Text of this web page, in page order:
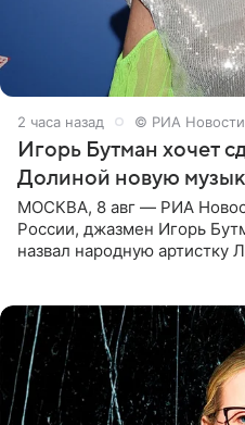
2 часа назад © РИА Новости
Игорь Бутман хочет
Долиной новую
МОСКВА, 8 авг — РИА
России, джазмен Игорь
назвал народную артистку